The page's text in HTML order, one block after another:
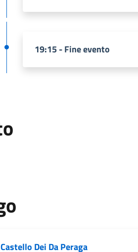
19:15 - Fine evento
Castello Dei Da Peraga